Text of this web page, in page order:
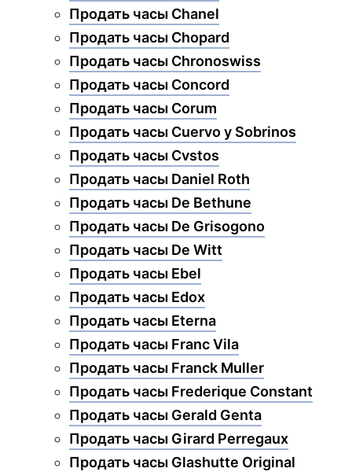
Продать часы Chanel
Продать часы Chopard
Продать часы Chronoswiss
Продать часы Concord
Продать часы Corum
Продать часы Cuervo y Sobrinos
Продать часы Cvstos
Продать часы Daniel Roth
Продать часы De Bethune
Продать часы De Grisogono
Продать часы De Witt
Продать часы Ebel
Продать часы Edox
Продать часы Eterna
Продать часы Franc Vila
Продать часы Franck Muller
Продать часы Frederique Constant
Продать часы Gerald Genta
Продать часы Girard Perregaux
Продать часы Glashutte Original